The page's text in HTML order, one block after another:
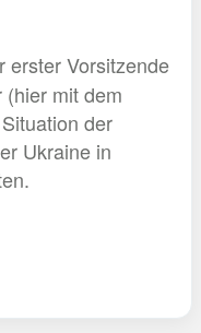
erster Vorsitzende
mit dem
der
Ukraine in